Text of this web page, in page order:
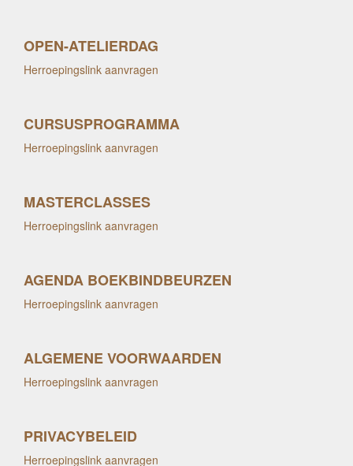
OPEN-ATELIERDAG
Herroepingslink aanvragen
CURSUSPROGRAMMA
Herroepingslink aanvragen
MASTERCLASSES
Herroepingslink aanvragen
AGENDA BOEKBINDBEURZEN
Herroepingslink aanvragen
ALGEMENE VOORWAARDEN
Herroepingslink aanvragen
PRIVACYBELEID
Herroepingslink aanvragen